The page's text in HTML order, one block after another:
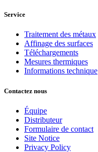
Service
Traitement des métaux
Affinage des surfaces
Téléchargements
Mesures thermiques
Informations technique
Contactez nous
Équipe
Distributeur
Formulaire de contact
Site Notice
Privacy Policy